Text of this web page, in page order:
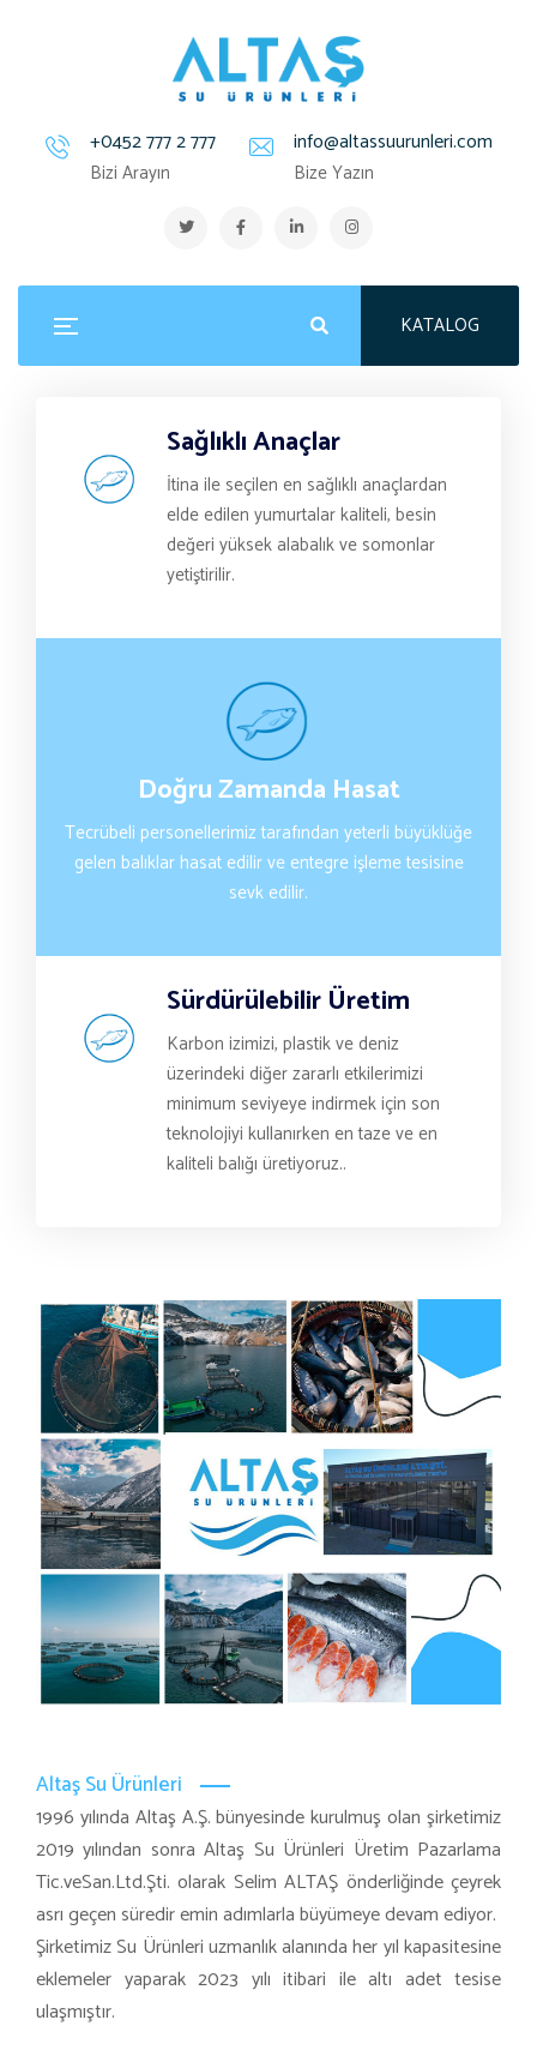
+0452 777 2 777
Bizi Arayın
info@altassuurunleri.com
Bize Yazın
KATALOG
Sağlıklı Anaçlar
İtina ile seçilen en sağlıklı anaçlardan
elde edilen yumurtalar kaliteli, besin
değeri yüksek alabalık ve somonlar
yetiştirilir.
Doğru Zamanda Hasat
Tecrübeli personellerimiz tarafından yeterli büyüklüğe
gelen balıklar hasat edilir ve entegre işleme tesisine
sevk edilir.
Sürdürülebilir Üretim
Karbon izimizi, plastik ve deniz
üzerindeki diğer zararlı etkilerimizi
minimum seviyeye indirmek için son
teknolojiyi kullanırken en taze ve en
kaliteli balığı üretiyoruz..
Altaş Su Ürünleri
1996 yılında Altaş A.Ş. bünyesinde kurulmuş olan şirketimiz
2019 yılından sonra Altaş Su Ürünleri Üretim Pazarlama
Tic.veSan.Ltd.Şti. olarak Selim ALTAŞ önderliğinde çeyrek
asrı geçen süredir emin adımlarla büyümeye devam ediyor.
Şirketimiz Su Ürünleri uzmanlık alanında her yıl kapasitesine
eklemeler yaparak 2023 yılı itibari ile altı adet tesise
ulaşmıştır.